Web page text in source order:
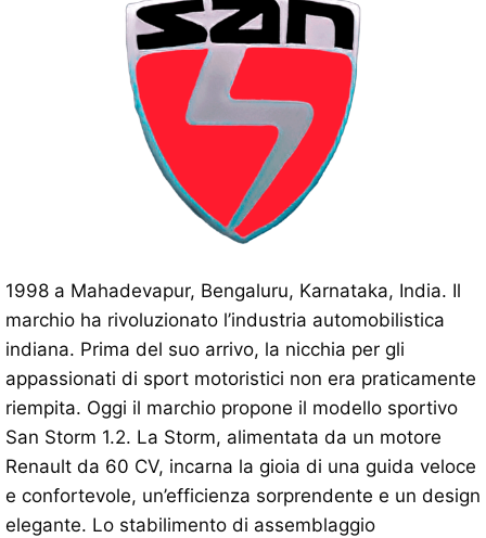
1998 a Mahadevapur, Bengaluru, Karnataka, India. Il
marchio ha rivoluzionato l’industria automobilistica
indiana. Prima del suo arrivo, la nicchia per gli
appassionati di sport motoristici non era praticamente
riempita. Oggi il marchio propone il modello sportivo
San Storm 1.2. La Storm, alimentata da un motore
Renault da 60 CV, incarna la gioia di una guida veloce
e confortevole, un’efficienza sorprendente e un design
elegante. Lo stabilimento di assemblaggio